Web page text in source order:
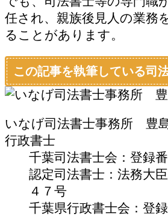
任され、親族後見人の業務
ることがあります。
この記事を執筆している司
いなげ司法書士事務所 豊
行政書士
千葉司法書士会：登録
認定司法書士：法務大
４７号
千葉県行政書士会：登